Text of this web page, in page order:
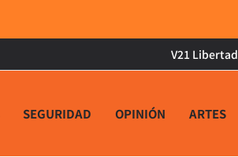
V21 Libertad
SEGURIDAD OPINIÓN ARTES